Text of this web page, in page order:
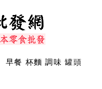
早餐 杯麵 調味 罐頭